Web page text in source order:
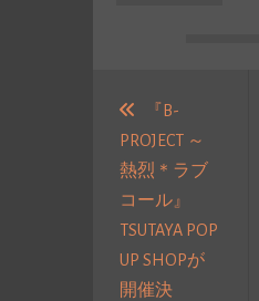
『B-
PROJECT ～
熱烈＊ラブ
コール』
TSUTAYA POP
UP SHOPが
開催決